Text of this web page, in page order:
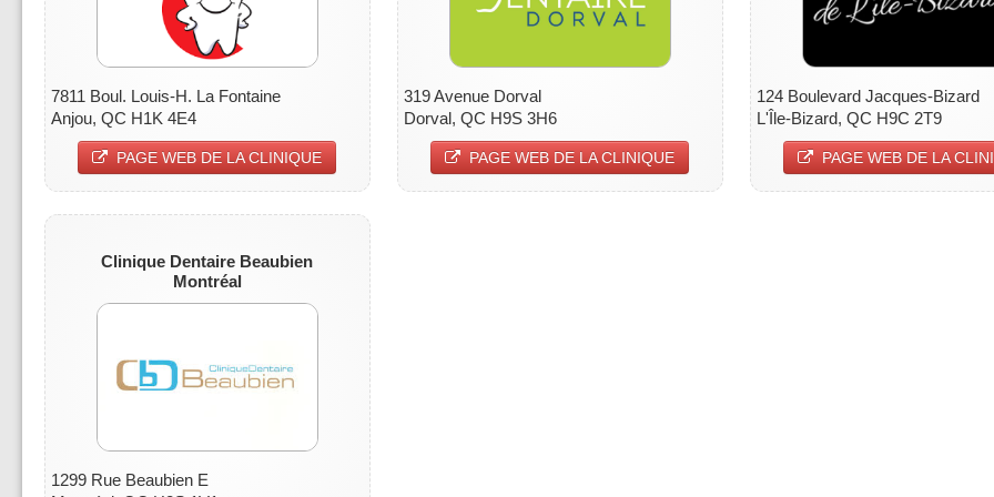
7811 Boul. Louis-H. La Fontaine
Anjou, QC H1K 4E4
PAGE WEB DE LA CLINIQUE
319 Avenue Dorval
Dorval, QC H9S 3H6
PAGE WEB DE LA CLINIQUE
124 Boulevard Jacques-Bizard
L'Île-Bizard, QC H9C 2T9
PAGE WEB DE LA
Clinique Dentaire Beaubien
Montréal
1299 Rue Beaubien E